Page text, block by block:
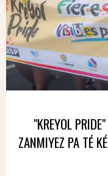
"KREYOL
ZANMIYEZ PA TÉ